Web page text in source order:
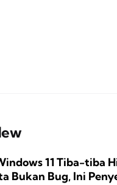
11 Tiba-tiba
Bukan Bug, Ini